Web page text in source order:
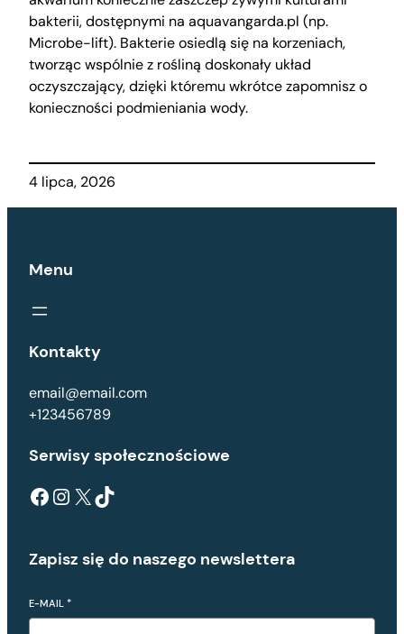
bakterii, dostępnymi na aquavangarda.pl (np.
Microbe-lift). Bakterie osiedlą się na korzeniach,
tworząc wspólnie z rośliną doskonały układ
oczyszczający, dzięki któremu wkrótce zapomnisz o
konieczności podmieniania wody.
4 lipca, 2026
Menu
Kontakty
email@email.com
+123456789
Serwisy społecznościowe
Facebook Instagram X TikTok
Zapisz się do naszego newslettera
E-MAIL *